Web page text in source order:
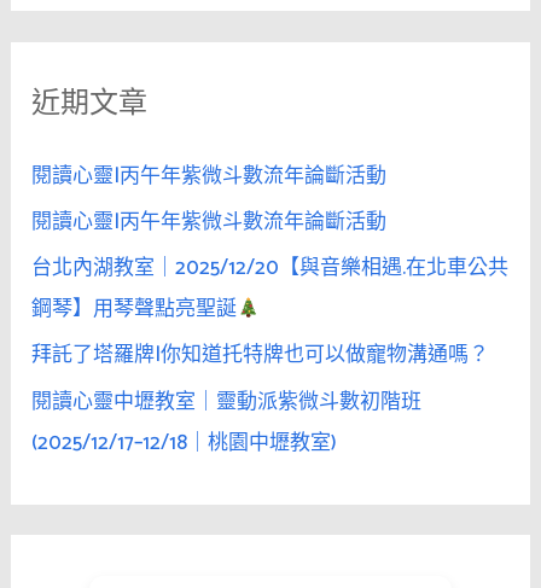
關
字
近期文章
閱讀心靈|丙午年紫微斗數流年論斷活動
閱讀心靈|丙午年紫微斗數流年論斷活動
台北內湖教室｜2025/12/20【與音樂相遇.在北車公共
鋼琴】用琴聲點亮聖誕
拜託了塔羅牌|你知道托特牌也可以做寵物溝通嗎？
閱讀心靈中壢教室｜靈動派紫微斗數初階班
(2025/12/17–12/18｜桃園中壢教室)